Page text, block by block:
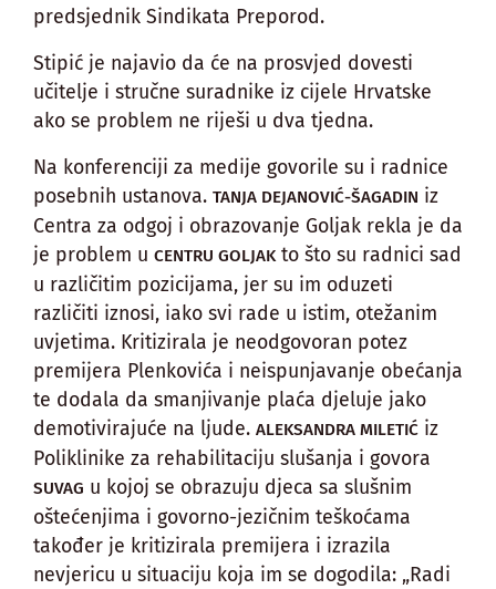
predsjednik Sindikata Preporod.
Stipić je najavio da će na prosvjed dovesti
učitelje i stručne suradnike iz cijele Hrvatske
ako se problem ne riješi u dva tjedna.
Na konferenciji za medije govorile su i radnice
posebnih ustanova. TANJA DEJANOVIĆ-ŠAGADIN iz
Centra za odgoj i obrazovanje Goljak rekla je da
je problem u CENTRU GOLJAKto što su radnici sad
u različitim pozicijama, jer su im oduzeti
različiti iznosi, iako svi rade u istim, otežanim
uvjetima. Kritizirala je neodgovoran potez
premijera Plenkovića i neispunjavanje obećanja
te dodala da smanjivanje plaća djeluje jako
demotivirajuće na ljude. ALEKSANDRA MILETIĆ iz
Poliklinike za rehabilitaciju slušanja i govora
SUVAG u kojoj se obrazuju djeca sa slušnim
oštećenjima i govorno-jezičnim teškoćama
također je kritizirala premijera i izrazila
nevjericu u situaciju koja im se dogodila: „Radi